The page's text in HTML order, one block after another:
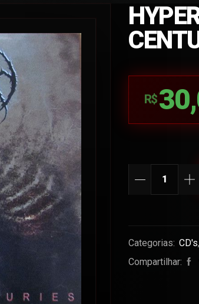
R$
Categorias: CD's,
Compartilhar: